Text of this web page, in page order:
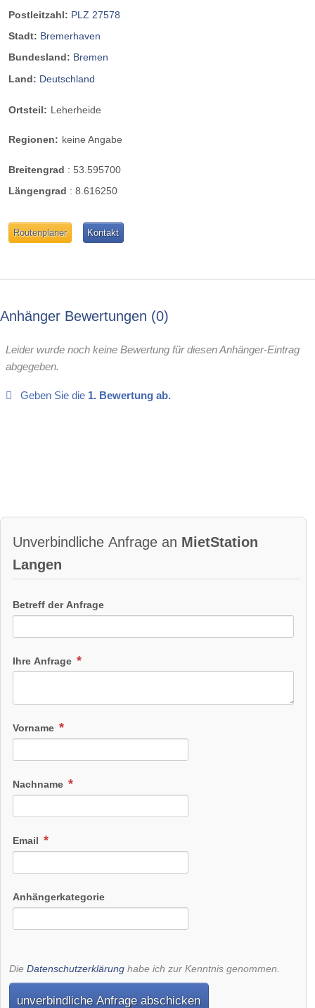
Postleitzahl: PLZ 27578
Stadt: Bremerhaven
Bundesland: Bremen
Land: Deutschland
Ortsteil: Leherheide
Regionen: keine Angabe
Breitengrad : 53.595700
Längengrad : 8.616250
Routenplaner Kontakt
Anhänger Bewertungen 0
Leider wurde noch keine Bewertung für diesen Anhänger-Eintrag
abgegeben.
Geben Sie die 1. Bewertung ab.
Unverbindliche Anfrage an MietStation
Langen
Betreff der Anfrage
Ihre Anfrage
Vorname
Nachname
Email
Anhängerkategorie
Die Datenschutzerklärung habe ich zur Kenntnis genommen.
unverbindliche Anfrage abschicken